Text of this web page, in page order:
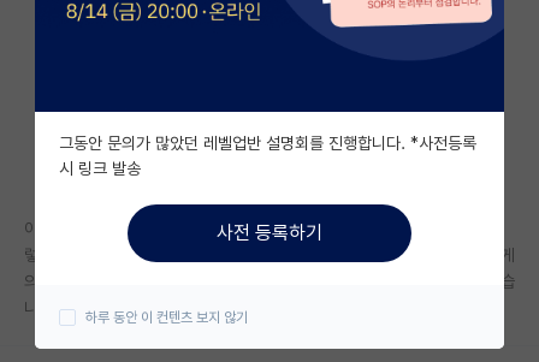
베스트 게시판
자유 게시판(아무개랩)
미국 유학 게시판
미국 대학원 합격 후기 게시판
대학원생 모집 게시판
연구실(PI) 홍보 게시판
이번 겨울방학에 관심 있다는 메일을 교수님들께 보내고 싶은데, 컨택을 이
렇게 빨리 하기도 하나요? 둘다 입시를 치뤄야 한다는 점에서 지금 보내는게
의미없어보이기도 하고 관심있다는것만을 메일로 보내는것도 이상한것 같습
니다. 만약에 메일을 보내면 찾아오라 하시거나 그러시기도 하실까요,,
그동안 문의가 많았던 레벨업반 설명회를 진행합니다. *사전등록
시 링크 발송
사전 등록하기
하루 동안 이 컨텐츠 보지 않기